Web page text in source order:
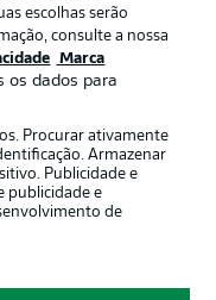
escolhas serão
consulte a nossa
Marca
os dados para
Procurar ativamente
Armazenar
Publicidade e
publicidade e
de